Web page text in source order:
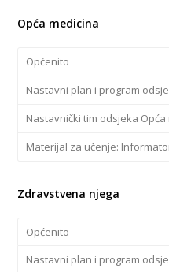
Opća medicina
Općenito
Nastavni plan i program
Nastavnički tim odsjeka Opća
Materijal za učenje:
Zdravstvena njega
Općenito
Nastavni plan i program